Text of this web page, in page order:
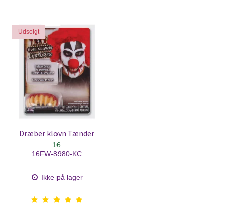
Udsolgt
Dræber klovn Tænder
16
16FW-8980-KC
Ikke på lager